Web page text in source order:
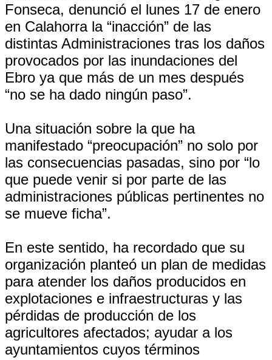
Fonseca, denunció el lunes 17 de enero
en Calahorra la “inacción” de las
distintas Administraciones tras los daños
provocados por las inundaciones del
Ebro ya que más de un mes después
“no se ha dado ningún paso”.
Una situación sobre la que ha
manifestado “preocupación” no solo por
las consecuencias pasadas, sino por “lo
que puede venir si por parte de las
administraciones públicas pertinentes no
se mueve ficha”.
En este sentido, ha recordado que su
organización planteó un plan de medidas
para atender los daños producidos en
explotaciones e infraestructuras y las
pérdidas de producción de los
agricultores afectados; ayudar a los
ayuntamientos cuyos términos